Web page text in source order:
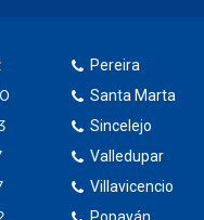
Pereira
Santa Marta
Sincelejo
Valledupar
Villavicencio